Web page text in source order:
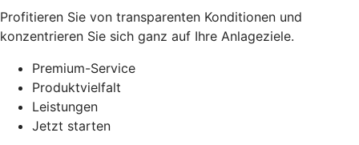
Profitieren Sie von transparenten Konditionen und
konzentrieren Sie sich ganz auf Ihre Anlageziele.
Premium-Service
Produktvielfalt
Leistungen
Jetzt starten